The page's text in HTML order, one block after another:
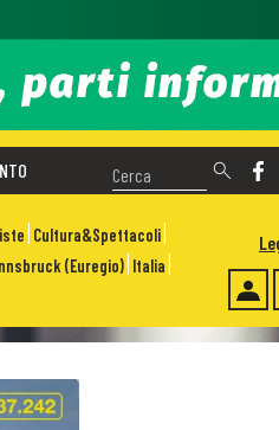
Cultura&Spettacoli
(Euregio) Italia